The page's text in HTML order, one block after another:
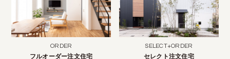
ORDER
フルオーダー注文住宅
SELECT+ORDER
セレクト注文住宅